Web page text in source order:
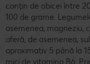
conțin de obicei între
100 de grame.
asemenea, magneziu,
oferă, de asemenea,
aproximativ 5 până la
mici de vitamina B6.